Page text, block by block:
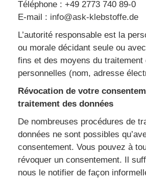
Téléphone : +49 2773 740 89-0
E-mail : info@ask-klebstoffe.de
L’autorité responsable est la
ou morale décidant seule ou
fins et des moyens du traitement
personnelles (nom, adresse
Révocation de votre
traitement des données
De nombreuses procédures de
données ne sont possibles
consentement. Vous pouvez à
révoquer un consentement. Il
nous le notifier de façon